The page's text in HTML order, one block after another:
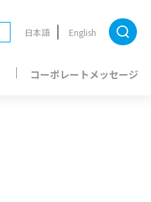
日本語 English
コーポレートメッセージ